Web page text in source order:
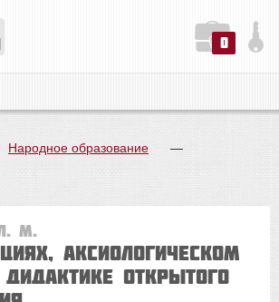
0
Народное образование
—
М.
аксиологическом
открытого